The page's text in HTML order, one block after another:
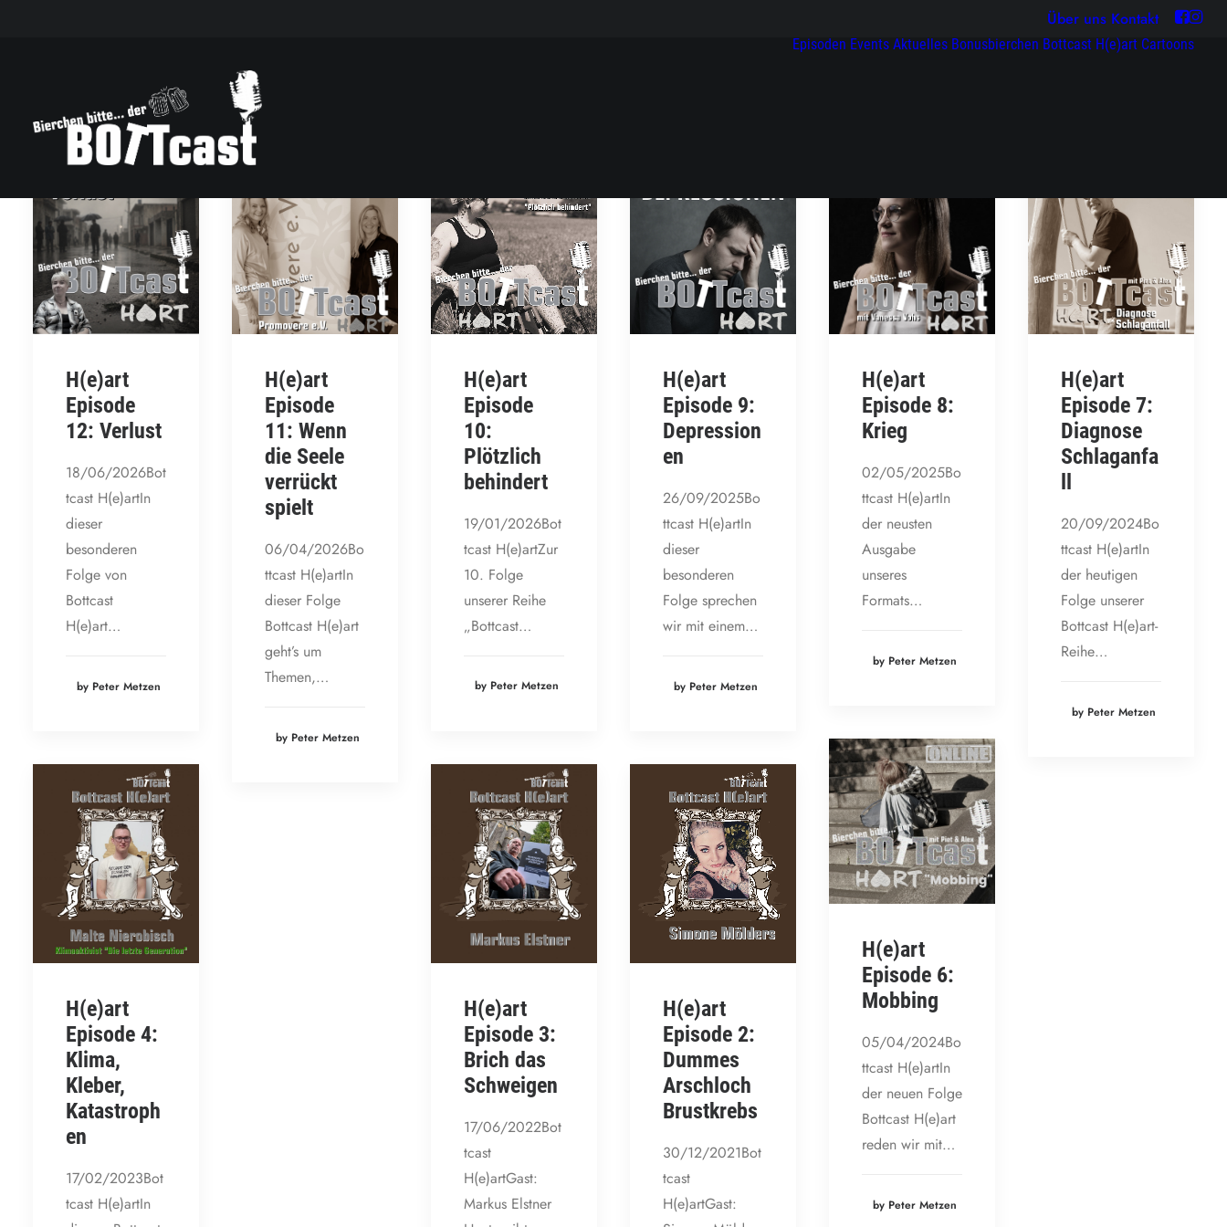
Über uns Kontakt
Episoden Events Aktuelles Bonusbierchen Bottcast H(e)art Cartoons
H(e)art
Episode
12: Verlust
18/06/2026Bot
tcast H(e)artIn
dieser
besonderen
Folge von
Bottcast
H(e)art…
by Peter Metzen
H(e)art
Episode
11: Wenn
die Seele
verrückt
spielt
06/04/2026Bo
ttcast H(e)artIn
dieser Folge
Bottcast H(e)art
geht’s um
Themen,…
by Peter Metzen
H(e)art
Episode
10:
Plötzlich
behindert
19/01/2026Bot
tcast H(e)artZur
10. Folge
unserer Reihe
„Bottcast…
by Peter Metzen
H(e)art
Episode 9:
Depression
en
26/09/2025Bo
ttcast H(e)artIn
dieser
besonderen
Folge sprechen
wir mit einem…
by Peter Metzen
H(e)art
Episode 8:
Krieg
02/05/2025Bo
ttcast H(e)artIn
der neusten
Ausgabe
unseres
Formats…
by Peter Metzen
H(e)art
Episode 7:
Diagnose
Schlaganfa
20/09/2024Bo
ttcast H(e)artIn
der heutigen
Folge unserer
Bottcast H(e)art-
Reihe…
by Peter Metzen
H(e)art
Episode 6:
Mobbing
05/04/2024Bo
ttcast H(e)artIn
der neuen Folge
Bottcast H(e)art
reden wir mit…
by Peter Metzen
H(e)art
Episode 4:
Klima,
Kleber,
Katastroph
en
17/02/2023Bot
tcast H(e)artIn
H(e)art
Episode 3:
Brich das
Schweigen
17/06/2022Bot
tcast
H(e)artGast:
Markus Elstner
H(e)art
Episode 2:
Dummes
Arschloch
Brustkrebs
30/12/2021Bot
tcast
H(e)artGast: